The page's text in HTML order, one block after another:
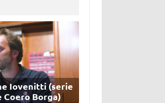
Iovenitti (serie
Coero Borga)